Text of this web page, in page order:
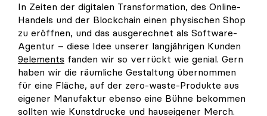
In Zeiten der digitalen Transformation, des Online-
Handels und der Blockchain einen physischen Shop
zu eröffnen, und das ausgerechnet als Software-
Agentur – diese Idee unserer langjährigen Kunden
9elements fanden wir so verrückt wie genial. Gern
haben wir die räumliche Gestaltung übernommen
für eine Fläche, auf der zero-waste-Produkte aus
eigener Manufaktur ebenso eine Bühne bekommen
sollten wie Kunstdrucke und hauseigener Merch.